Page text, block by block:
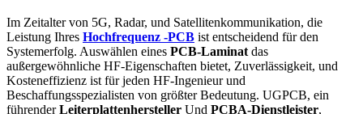
Im Zeitalter von 5G, Radar, und Satellitenkommunikation, die
Leistung Ihres Hochfrequenz -PCB ist entscheidend für den
Systemerfolg. Auswählen eines PCB-Laminat das
außergewöhnliche HF-Eigenschaften bietet, Zuverlässigkeit, und
Kosteneffizienz ist für jeden HF-Ingenieur und
Beschaffungsspezialisten von größter Bedeutung. UGPCB, ein
führenderLeiterplattenhersteller Und PCBA-Dienstleister,